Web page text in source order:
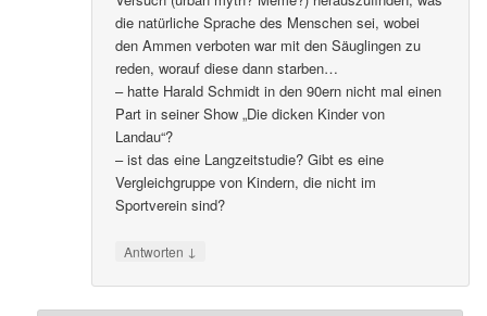
die natürliche Sprache des Menschen sei, wobei
den Ammen verboten war mit den Säuglingen zu
reden, worauf diese dann starben…
– hatte Harald Schmidt in den 90ern nicht mal einen
Part in seiner Show „Die dicken Kinder von
Landau“?
– ist das eine Langzeitstudie? Gibt es eine
Vergleichgruppe von Kindern, die nicht im
Sportverein sind?
Antworten ↓